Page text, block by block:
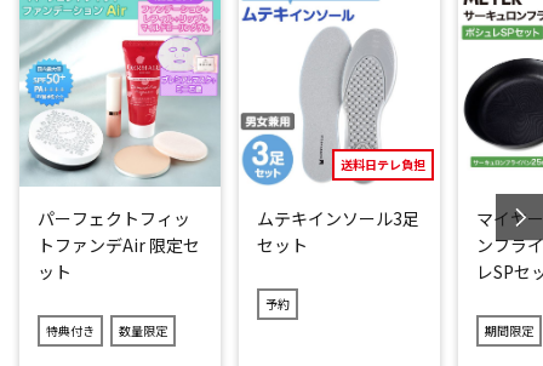
パーフェクトフィッ
トファンデAir 限定セ
ット
特典付き 数量限定
送料日テレ負担
ムテキインソール3足
セット
予約
マイヤ
ンフラ
レSPセ
期間限定